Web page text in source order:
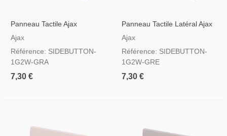
Panneau Tactile Ajax
Sidebutton Pour Interrupteur
Couleur Graphite
Ajax
Référence: SIDEBUTTON-
1G2W-GRA
7,30 €
Panneau Tactile Latéral Ajax
Pour Interrupteur
Couleur Grise
Ajax
Référence: SIDEBUTTON-
1G2W-GRE
7,30 €